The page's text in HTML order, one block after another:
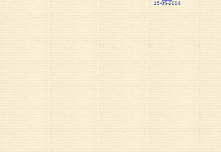
15-05-2004